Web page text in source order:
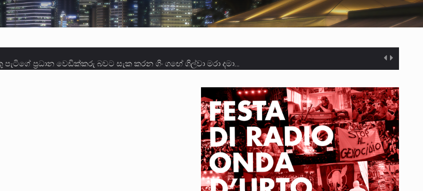
ප්‍රධාන වෙඩික්කරු බවට සැක කරන ගිං ගඟේ ගිල්වා මරා දමා…
වසර පහක කාලය තුලදී (2020 ජනවාරි 01 සිට 2025 දෙසැම්බර්…
තුවාල ලැබූ බව කියන රැඳවියන් ගණන ඉහළ ගොස් තිබේ. ඒ…
පැවැත්වෙන්නේ "කතා කරන මහ වැව" නම් නකතාවක්…
විශ්‍රාම යෑමේ වයස සම්බන්ධයෙන් නිහඬව සිටින ලෙස තමාට දැනුම් දුන්…